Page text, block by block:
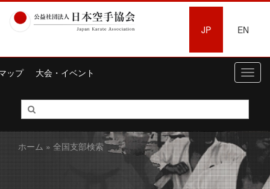
JP EN
ップ 大会・イベント
ホーム» 全国支部検索